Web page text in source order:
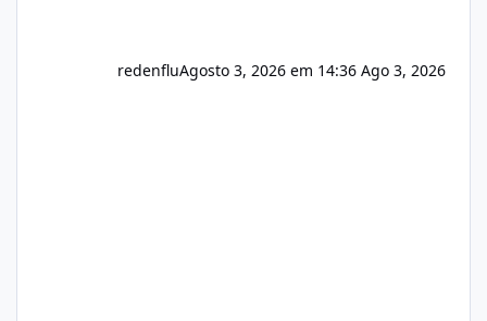
redenfluAgosto 3, 2026 em 14:36 Ago 3, 2026